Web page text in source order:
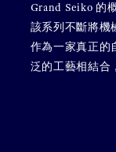
Grand Seiko 的
該系列不斷將機
作為一家真正的
泛的工藝相結合